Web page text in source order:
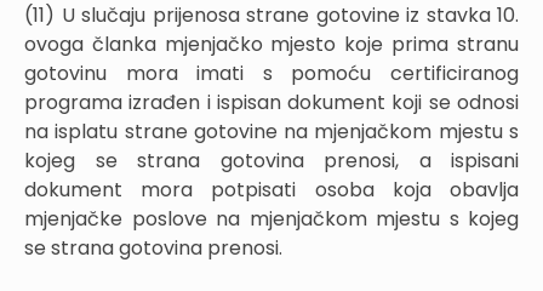
(11) U slučaju prijenosa strane gotovine iz stavka 10.
ovoga članka mjenjačko mjesto koje prima stranu
gotovinu mora imati s pomoću certificiranog
programa izrađen i ispisan dokument koji se odnosi
na isplatu strane gotovine na mjenjačkom mjestu s
kojeg se strana gotovina prenosi, a ispisani
dokument mora potpisati osoba koja obavlja
mjenjačke poslove na mjenjačkom mjestu s kojeg
se strana gotovina prenosi.